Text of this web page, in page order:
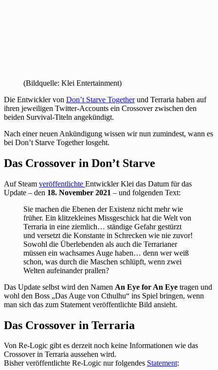
(Bildquelle: Klei Entertainment)
Die Entwickler von Don’t Starve Togetherund Terraria haben auf
ihren jeweiligen Twitter-Accounts ein Crossover zwischen den
beiden Survival-Titeln angekündigt.
Nach einer neuen Ankündigung wissen wir nun zumindest, wann es
bei Don’t Starve Together losgeht.
Das Crossover in Don’t Starve
Auf Steam veröffentlichte Entwickler Klei das Datum für das
Update – den 18. November 2021 – und folgenden Text:
Sie machen die Ebenen der Existenz nicht mehr wie
früher. Ein klitzekleines Missgeschick hat die Welt von
Terraria in eine ziemlich… ständige Gefahr gestürzt
und versetzt die Konstante in Schrecken wie nie zuvor!
Sowohl die Überlebenden als auch die Terrarianer
müssen ein wachsames Auge haben… denn wer weiß
schon, was durch die Maschen schlüpft, wenn zwei
Welten aufeinander prallen?
Das Update selbst wird den Namen An Eye for An Eye tragen und
wohl den Boss „Das Auge von Cthulhu“ ins Spiel bringen, wenn
man sich das zum Statement veröffentlichte Bild ansieht.
Das Crossover in Terraria
Von Re-Logic gibt es derzeit noch keine Informationen wie das
Crossover in Terraria aussehen wird.
Bisher veröffentlichte Re-Logic nur folgendes Statement: